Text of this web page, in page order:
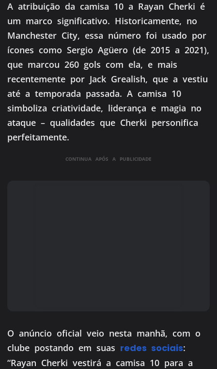
A atribuição da camisa 10 a Rayan Cherki é
um marco significativo. Historicamente, no
Manchester City, essa número foi usado por
ícones como Sergio Agüero (de 2015 a 2021),
que marcou 260 gols com ela, e mais
recentemente por Jack Grealish, que a vestiu
até a temporada passada. A camisa 10
simboliza criatividade, liderança e magia no
ataque – qualidades que Cherki personifica
perfeitamente.
CONTINUA APÓS A PUBLICIDADE
O anúncio oficial veio nesta manhã, com o
clube postando em suas redes sociais:
“Rayan Cherki vestirá a camisa 10 para a